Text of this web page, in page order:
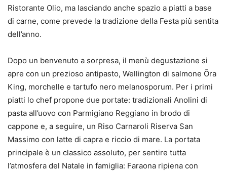
Ristorante Olio, ma lasciando anche spazio a piatti a base
di carne, come prevede la tradizione della Festa più̀ sentita
dell’anno.
Dopo un benvenuto a sorpresa, il menù degustazione si
apre con un prezioso antipasto, Wellington di salmone Ōra
King, morchelle e tartufo nero melanosporum. Per i primi
piatti lo chef propone due portate: tradizionali Anolini di
pasta all’uovo con Parmigiano Reggiano in brodo di
cappone e, a seguire, un Riso Carnaroli Riserva San
Massimo con latte di capra e riccio di mare. La portata
principale è un classico assoluto, per sentire tutta
l’atmosfera del Natale in famiglia: Faraona ripiena con